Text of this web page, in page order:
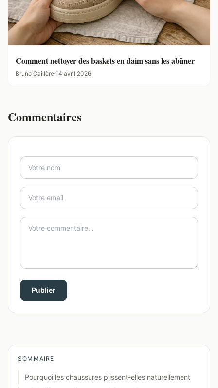
Comment nettoyer des baskets en daim sans les abîmer
Bruno Caillère·14 avril 2026
Commentaires
Publier
SOMMAIRE
Pourquoi les chaussures plissent-elles naturellement